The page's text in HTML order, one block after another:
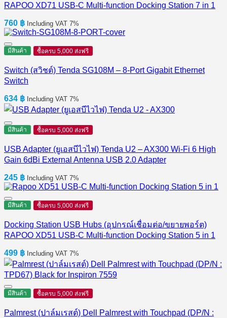
RAPOO XD71 USB-C Multi-function Docking Station 7 in 1
760 ฿ Including VAT 7%
มีสินค้า ซื้อครบ 5,000 ส่งฟรี
Switch (สวิชต์) Tenda SG108M – 8-Port Gigabit Ethernet
Switch
634 ฿ Including VAT 7%
มีสินค้า ซื้อครบ 5,000 ส่งฟรี
USB Adapter (ยูเอสบีไวไฟ) Tenda U2 – AX300 Wi-Fi 6 High
Gain 6dBi External Antenna USB 2.0 Adapter
245 ฿ Including VAT 7%
มีสินค้า ซื้อครบ 5,000 ส่งฟรี
Docking Station USB Hubs (อุปกรณ์เชื่อมต่อ/ขยายพอร์ต)
RAPOO XD51 USB-C Multi-function Docking Station 5 in 1
499 ฿ Including VAT 7%
มีสินค้า ซื้อครบ 5,000 ส่งฟรี
Palmrest (ปาล์มเรสต์) Dell Palmrest with Touchpad (DP/N :